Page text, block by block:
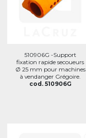
510906G -Support
fixation rapide secoueurs
Ø 25 mm pour machines
à vendanger Grégoire.
cod. 510906G